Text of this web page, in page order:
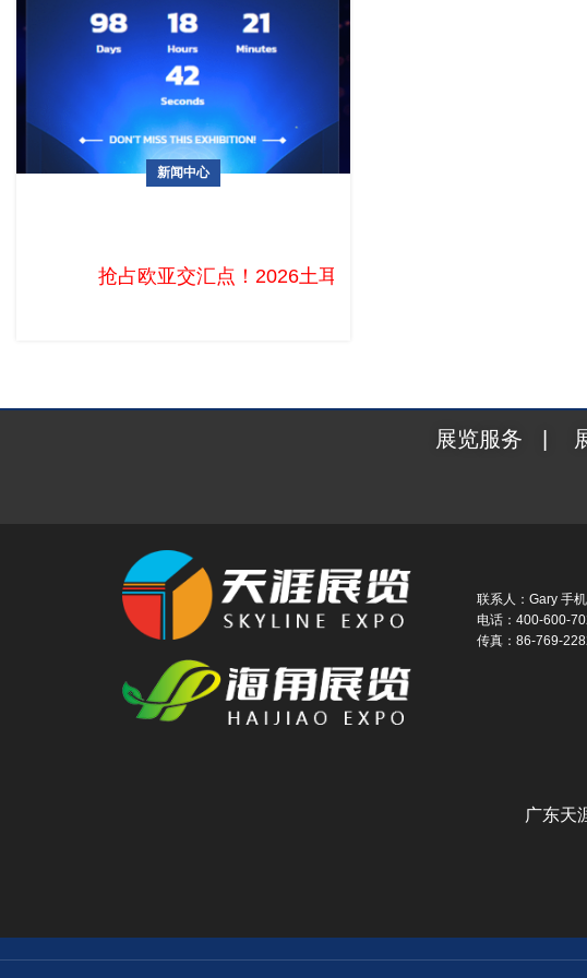
新闻中心
抢占欧亚交汇点！2026土耳其移动通讯暨消费电子展
展览服务
联系人：Gary 手
电话：400-600-
传真：86-769-
广东天